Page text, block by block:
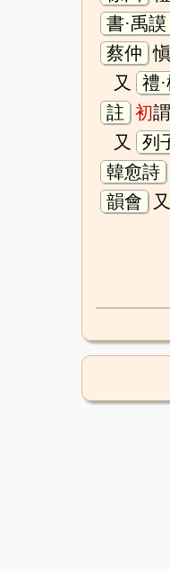
書·禹謨
蔡仲
又
禮
註
初
又
列
韓愈詩
韻會